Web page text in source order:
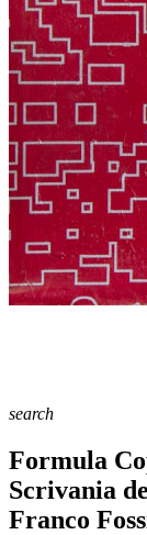
search
Formula
Scrivania
Franco